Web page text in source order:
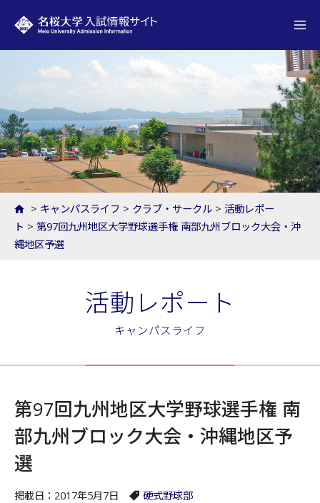
> キャンパスライフ > クラブ・サークル > 活動レポー
ト > 第97回九州地区大学野球選手権 南部九州ブロック大会・沖
縄地区予選
活動レポート
キャンパスライフ
第97回九州地区大学野球選手権 南
部九州ブロック大会・沖縄地区予
選
掲載日：2017年5月7日 硬式野球部